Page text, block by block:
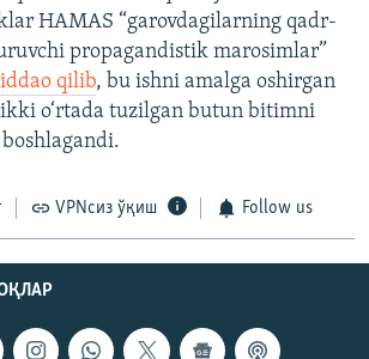
HAMAS “garovdagilarning qadr-
propagandistik marosimlar”
iddao qilib, bu ishni amalga oshirgan
ikki o‘rtada tuzilgan butun bitimni
boshlagandi.
VPNсиз ўқиш Follow us